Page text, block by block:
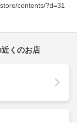
contents/?d=31
くのお店